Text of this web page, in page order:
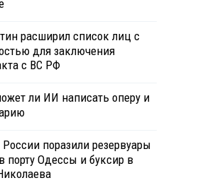
расширил список лиц с
для заключения
с ВС РФ
ли ИИ написать оперу и
России поразили резервуары
порту Одессы и буксир в